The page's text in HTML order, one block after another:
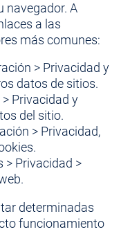
navegador. A
a las
más comunes:
> Privacidad y
datos de sitios.
Privacidad y
del sitio.
> Privacidad,
> Privacidad >
determinadas
funcionamiento